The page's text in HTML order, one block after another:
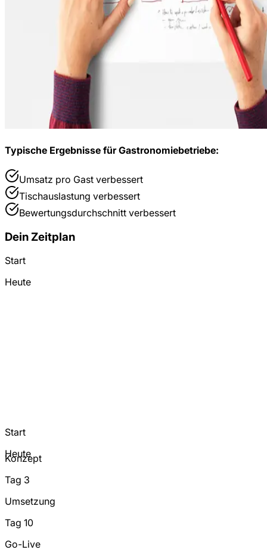
Typische Ergebnisse fürGastronomiebetriebe:
Umsatz pro Gast verbessert
Tischauslastung verbessert
Bewertungsdurchschnitt verbessert
Dein Zeitplan
Start
Heute
Start
Heute
Konzept
Tag 3
Umsetzung
Tag 10
Go-Live